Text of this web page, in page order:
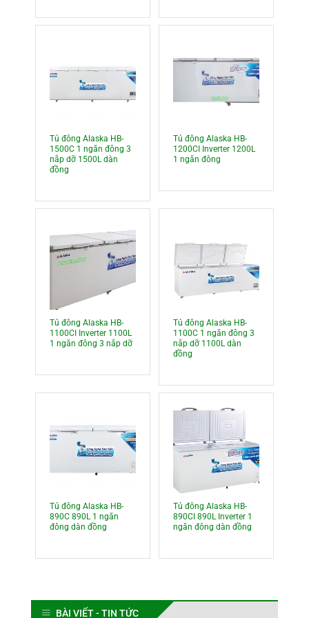
Tủ đông Alaska HB-
1500C 1 ngăn đông 3
nắp dỡ 1500L dàn
đồng
Tủ đông Alaska HB-
1200CI Inverter 1200L
1 ngăn đông
Tủ đông Alaska HB-
1100CI Inverter 1100L
1 ngăn đông 3 nắp dỡ
Tủ đông Alaska HB-
1100C 1 ngăn đông 3
nắp dỡ 1100L dàn
đồng
Tủ đông Alaska HB-
890C 890L 1 ngăn
đông dàn đồng
Tủ đông Alaska HB-
890CI 890L Inverter 1
ngăn đông dàn đồng
BÀI VIẾT - TIN TỨC